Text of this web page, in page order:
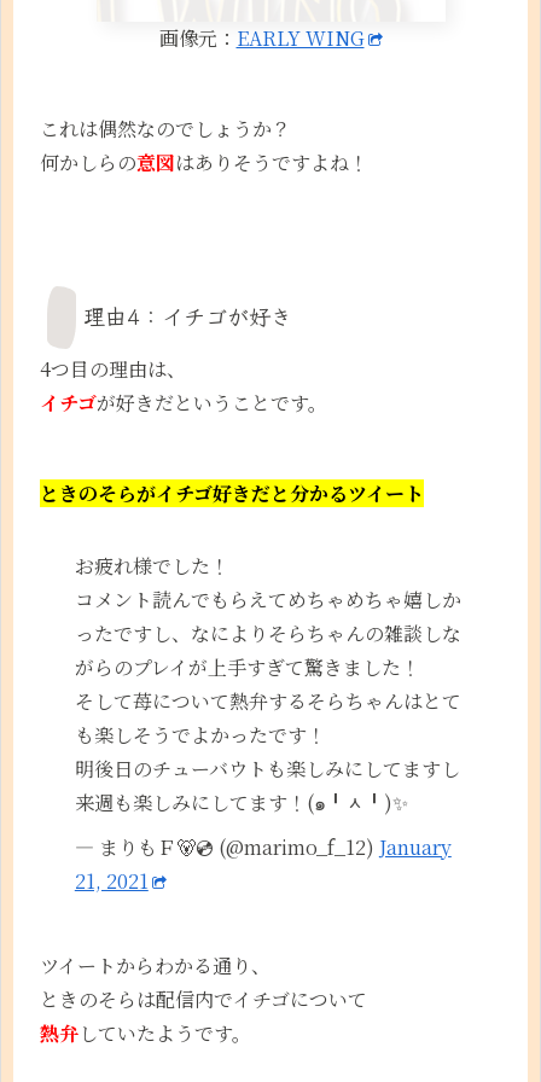
画像元： EARLY WING
これは偶然なのでしょうか？
何かしらの意図はありそうですよね！
理由4：イチゴが好き
4つ目の理由は、
イチゴが好きだということです。
ときのそらがイチゴ好きだと分かるツイート
お疲れ様でした！
コメント読んでもらえてめちゃめちゃ嬉しか
ったですし、なによりそらちゃんの雑談しな
がらのプレイが上手すぎて驚きました！
そして苺について熱弁するそらちゃんはとて
も楽しそうでよかったです！
明後日のチューバウトも楽しみにしてますし
来週も楽しみにしてます！(๑╹ᆺ╹)✨
— まりもＦ🐻💿 (@marimo_f_12) January
21, 2021
ツイートからわかる通り、
ときのそらは配信内でイチゴについて
熱弁していたようです。